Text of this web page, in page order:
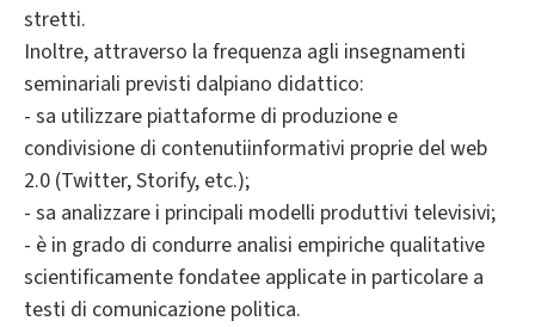
stretti.
Inoltre, attraverso la frequenza agli insegnamenti
seminariali previsti dalpiano didattico:
- sa utilizzare piattaforme di produzione e
condivisione di contenutiinformativi proprie del web
2.0 (Twitter, Storify, etc.);
- sa analizzare i principali modelli produttivi televisivi;
- è in grado di condurre analisi empiriche qualitative
scientificamente fondatee applicate in particolare a
testi di comunicazione politica.